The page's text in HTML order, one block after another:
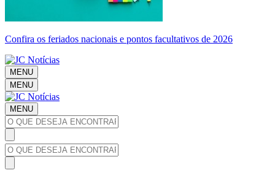
Confira os feriados nacionais e pontos facultativos de 2026
MENU
MENU
MENU